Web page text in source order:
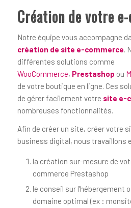
Création de votre
Notre équipe vous accompagne
création de site e-commerce
différentes solutions comme
WooCommerce, Prestashop ou
de votre boutique en ligne. Ces
de gérer facilement votre site e-
nombreuses fonctionnalités.
Afin de créer un site, créer votre
business digital, nous travaillons
la création sur-mesure de
commerce Prestashop
le conseil sur l’hébergement
domaine optimal (ex :